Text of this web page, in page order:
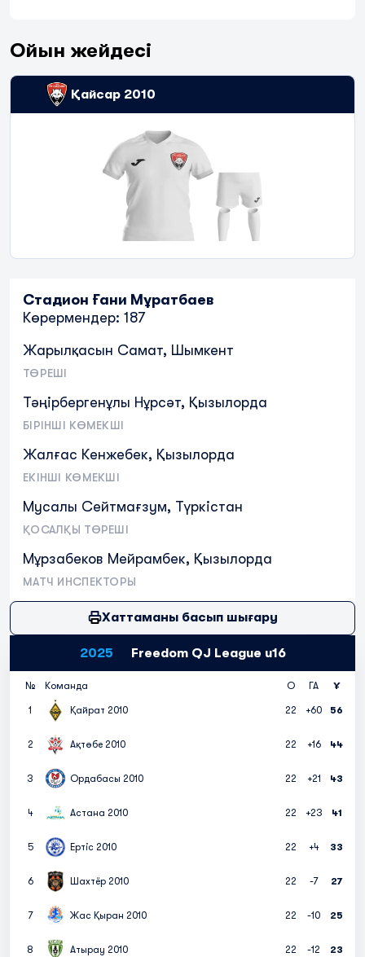
2025 Freedom QJ League u16
№ Команда О ГА Ұ
1 Қайрат 2010 22 +60 56
2 Ақтөбе 2010 22 +16 44
3 Ордабасы 2010 22 +21 43
4 Астана 2010 22 +23 41
5 Ертіс 2010 22 +4 33
6 Шахтёр 2010 22 -7 27
7 Жас Қыран 2010 22 -10 25
8 Атырау 2010 22 -12 23
Стадион Ғани Мұратбаев
Көрермендер: 187
Жарылқасын Самат, Шымкент
ТӨРЕШІ
Тәңірбергенұлы Нұрсәт, Қызылорда
БІРІНШІ КӨМЕКШІ
Жалғас Кенжебек, Қызылорда
ЕКІНШІ КӨМЕКШІ
Мусалы Сейтмағзум, Түркістан
ҚОСАЛҚЫ ТӨРЕШІ
Мұрзабеков Мейрамбек, Қызылорда
МАТЧ ИНСПЕКТОРЫ
Хаттаманы басып шығару
Ойын жейдесі
Қайсар 2010